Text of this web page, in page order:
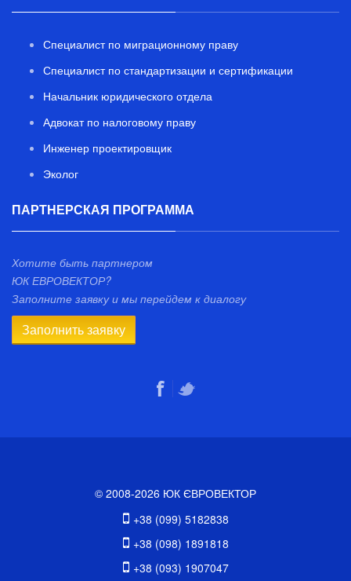
Специалист по миграционному праву
Специалист по стандартизации и сертификации
Начальник юридического отдела
Адвокат по налоговому праву
Инженер проектировщик
Эколог
ПАРТНЕРСКАЯ ПРОГРАММА
Хотите быть партнером
ЮК ЕВРОВЕКТОР?
Заполните заявку и мы перейдем к диалогу
Заполнить заявку
© 2008-2026 ЮК ЄВРОВЕКТОР
+38 (099) 5182838
+38 (098) 1891818
+38 (093) 1907047